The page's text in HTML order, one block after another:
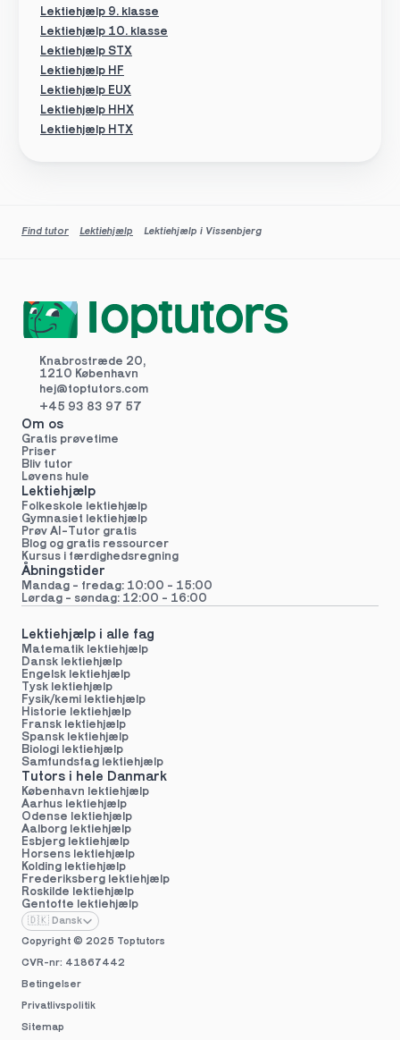
Lektiehjælp 9. klasse
Lektiehjælp 10. klasse
Lektiehjælp HF
Lektiehjælp EUX
Lektiehjælp STX
Lektiehjælp HHX
Lektiehjælp HTX
Find tutor Lektiehjælp Lektiehjælp i Vissenbjerg
Knabrostræde 20,
1210 København
hej@toptutors.com
+45 93 83 97 57
Om os
Gratis prøvetime
Priser
Bliv tutor
Løvens hule
Lektiehjælp
Folkeskole lektiehjælp
Gymnasiet lektiehjælp
Prøv AI-Tutor gratis
Blog og gratis ressourcer
Kursus i færdighedsregning
Åbningstider
Mandag - fredag: 10:00 - 15:00
Lørdag - søndag: 12:00 - 16:00
Lektiehjælp i alle fag
Matematik lektiehjælp
Dansk lektiehjælp
Engelsk lektiehjælp
Tysk lektiehjælp
Fysik/kemi lektiehjælp
Historie lektiehjælp
Fransk lektiehjælp
Spansk lektiehjælp
Biologi lektiehjælp
Samfundsfag lektiehjælp
Tutors i hele Danmark
København lektiehjælp
Aarhus lektiehjælp
Odense lektiehjælp
Aalborg lektiehjælp
Esbjerg lektiehjælp
Horsens lektiehjælp
Kolding lektiehjælp
Frederiksberg lektiehjælp
Roskilde lektiehjælp
Gentofte lektiehjælp
Copyright © 2025 Toptutors
CVR-nr: 41867442
Betingelser
Privatlivspolitik
Sitemap
Select Language
🇩🇰 Dansk